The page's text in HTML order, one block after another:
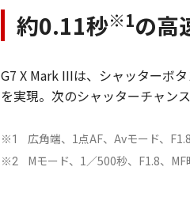
約0.11秒※1の高
G7 X Mark IIIは、シャッターボ
を実現。次のシャッターチャン
※1 広角端、1点AF、Avモード、F1.8
※2 Mモード、1／500秒、F1.8、MF